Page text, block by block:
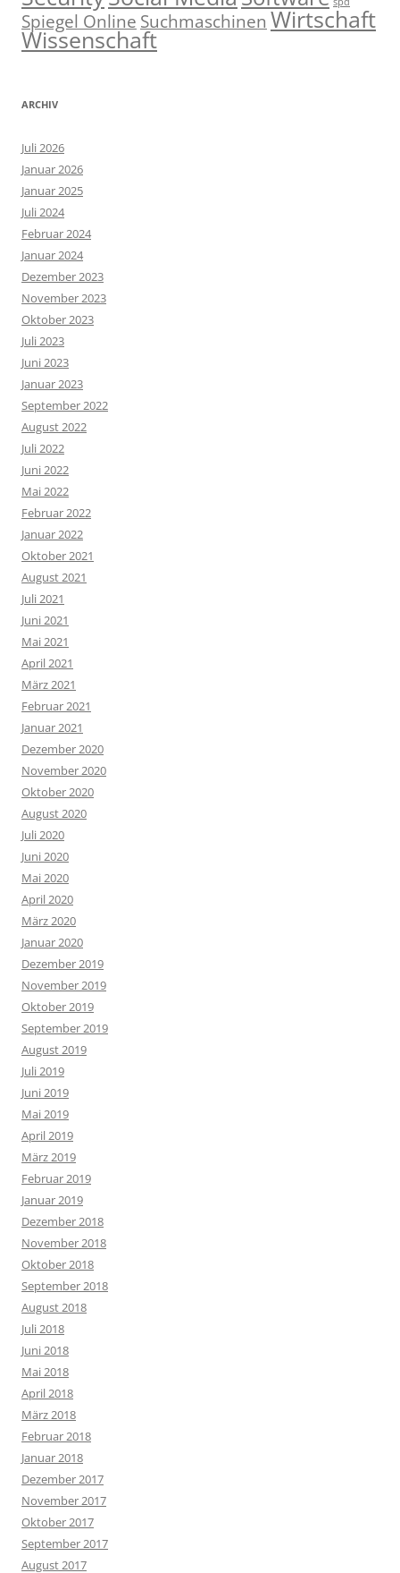
Spiegel Online Suchmaschinen Wirtschaft
Wissenschaft
ARCHIV
Juli 2026
Januar 2026
Januar 2025
Juli 2024
Februar 2024
Januar 2024
Dezember 2023
November 2023
Oktober 2023
Juli 2023
Juni 2023
Januar 2023
September 2022
August 2022
Juli 2022
Juni 2022
Mai 2022
Februar 2022
Januar 2022
Oktober 2021
August 2021
Juli 2021
Juni 2021
Mai 2021
April 2021
März 2021
Februar 2021
Januar 2021
Dezember 2020
November 2020
Oktober 2020
August 2020
Juli 2020
Juni 2020
Mai 2020
April 2020
März 2020
Januar 2020
Dezember 2019
November 2019
Oktober 2019
September 2019
August 2019
Juli 2019
Juni 2019
Mai 2019
April 2019
März 2019
Februar 2019
Januar 2019
Dezember 2018
November 2018
Oktober 2018
September 2018
August 2018
Juli 2018
Juni 2018
Mai 2018
April 2018
März 2018
Februar 2018
Januar 2018
Dezember 2017
November 2017
Oktober 2017
September 2017
August 2017